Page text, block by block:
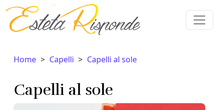
Vai al contenuto
Home Capelli Capelli al sole
Capelli al sole